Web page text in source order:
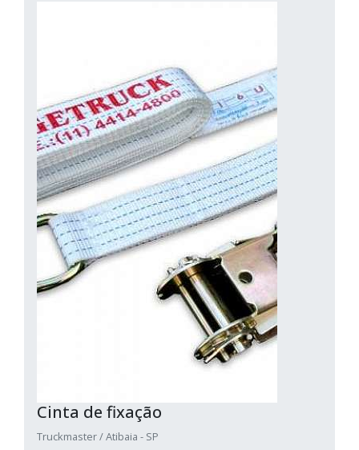
Cinta de fixação
Truckmaster / Atibaia - SP